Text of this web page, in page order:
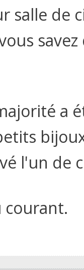
salle de
a
l'un de
courant.